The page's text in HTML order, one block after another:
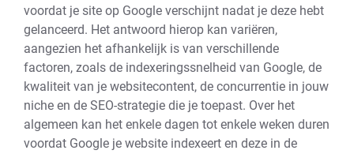
voordat je site op Google verschijnt nadat je deze hebt
gelanceerd. Het antwoord hierop kan variëren,
aangezien het afhankelijk is van verschillende
factoren, zoals de indexeringssnelheid van Google, de
kwaliteit van je websitecontent, de concurrentie in jouw
niche en de SEO-strategie die je toepast. Over het
algemeen kan het enkele dagen tot enkele weken duren
voordat Google je website indexeert en deze in de